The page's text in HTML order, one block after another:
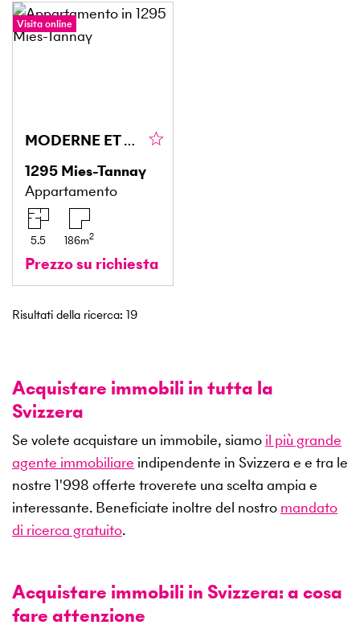
Visita online
MODERNE ET SPACIEUX À DEUX PAS DU LAC
1295 Mies-Tannay
Appartamento
5.5 186m2
Prezzo su richiesta
Risultati della ricerca: 19
Acquistare immobili in tutta la
Svizzera
Se volete acquistare un immobile, siamo il più grande
agente immobiliare indipendente in Svizzera e e tra le
nostre 1'998 offerte troverete una scelta ampia e
interessante. Beneficiate inoltre del nostro mandato
di ricerca gratuito.
Acquistare immobili in Svizzera: a cosa
fare attenzione